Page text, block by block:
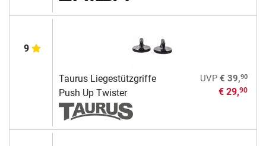
9
Taurus Liegestützgriffe
Push Up Twister
UVP € 39,90
€ 29,90